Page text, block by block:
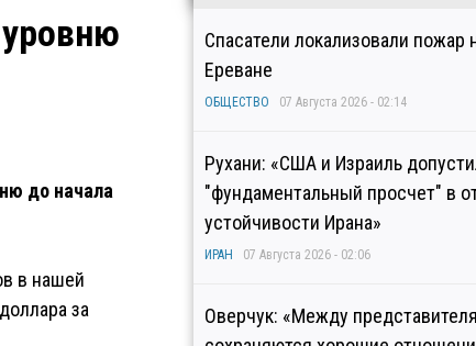
до начала
в нашей
за
Спасатели локализовали пожар
Ереване
ОБЩЕСТВО 07 Августа 2026 - 02:14
Рухани: «США и Израиль
"фундаментальный просчет" в
устойчивости Ирана»
ИРАН 07 Августа 2026 - 02:06
Оверчук: «Между